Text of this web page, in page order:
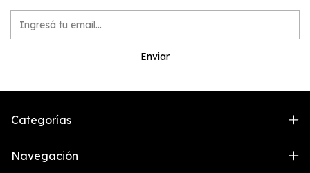
Categorías
Navegación